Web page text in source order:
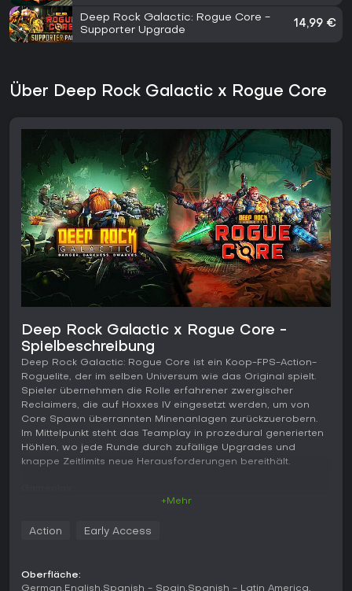
Deep Rock Galactic: Rogue Core -
Supporter Upgrade
14,99 €
Über Deep Rock Galactic x Rogue Core
Deep Rock Galactic x Rogue Core -
Spielbeschreibung
Deep Rock Galactic: Rogue Core ist ein Koop-FPS-Action-
Roguelite, der im selben Universum wie das Original spielt.
Spieler übernehmen die Rolle erfahrener zwergischer
Reclaimers, die auf Hoxxes IV eingesetzt werden, um von
Core Spawn überrannten Minenanlagen zurückzuerobern.
Im Mittelpunkt steht das Teamplay in prozedural generierten
Höhlen, wo jede Runde durch zufällige Upgrades und
knappe Zeitlimits neue Herausforderungen bereithält.
Höhlensystemen. Jede Session startet mit Grundausstattung,
standzuhalten. Die Roguelite-Struktur verlangt schnelle
+Mehr
Action Early Access
Oberfläche:
German English Spanish - Spain Spanish - Latin America